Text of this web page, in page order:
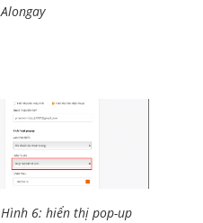
Alongay
Hình 6: hiển thị pop-up